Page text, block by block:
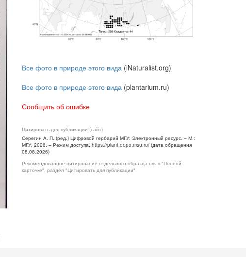
Все фото в природе этого вида (iNaturalist.org)
Все фото в природе этого вида (plantarium.ru)
Сообщить об ошибке
Цитировать для публикации (сайт)
Серегин А. П. (ред.) Цифровой гербарий МГУ: Электронный ресурс. – М.:
МГУ, 2026. – Режим доступа: https://plant.depo.msu.ru/ (дата обращения
08.08.2026)
Рекомендованное цитирование отдельного образца см. в "Полной
карточке", раздел "Цитировать для публикации"